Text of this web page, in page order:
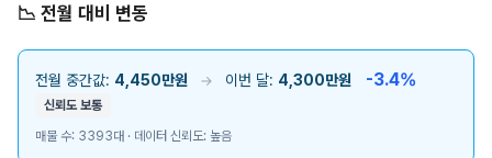
📉 전월 대비 변동
전월 중간값: 4,450만원 → 이번 달: 4,300만원 -3.4%
신뢰도 보통
매물 수: 3393대 · 데이터 신뢰도: 높음